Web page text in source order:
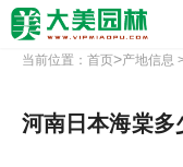
当前位置： 首页>产地信息
河南日本海棠多